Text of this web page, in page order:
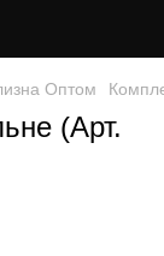
Оптом
(Арт.